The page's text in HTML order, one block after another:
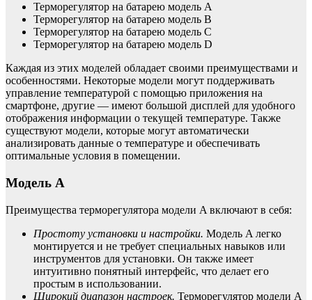
Терморегулятор на батарею модель A
Терморегулятор на батарею модель B
Терморегулятор на батарею модель C
Терморегулятор на батарею модель D
Каждая из этих моделей обладает своими преимуществами и
особенностями. Некоторые модели могут поддерживать
управление температурой с помощью приложения на
смартфоне, другие — имеют большой дисплей для удобного
отображения информации о текущей температуре. Также
существуют модели, которые могут автоматически
анализировать данные о температуре и обеспечивать
оптимальные условия в помещении.
Модель A
Преимущества терморегулятора модели A включают в себя:
Простоту установки и настройки. Модель A легко
монтируется и не требует специальных навыков или
инструментов для установки. Он также имеет
интуитивно понятный интерфейс, что делает его
простым в использовании.
Широкий диапазон настроек. Терморегулятор модели A